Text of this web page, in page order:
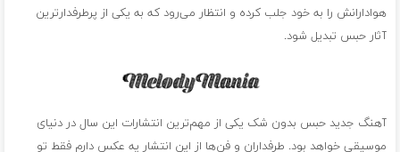
هوادارانش را به خود جلب کرده و انتظار می‌رود که به یکی از پرطرفدارترین
آثار حبس تبدیل شود.
آهنگ جدید حبس بدون شک یکی از مهم‌ترین انتشارات این سال در دنیای
موسیقی خواهد بود. طرفداران و فن‌ها از این انتشار یه عکس دارم فقط تو